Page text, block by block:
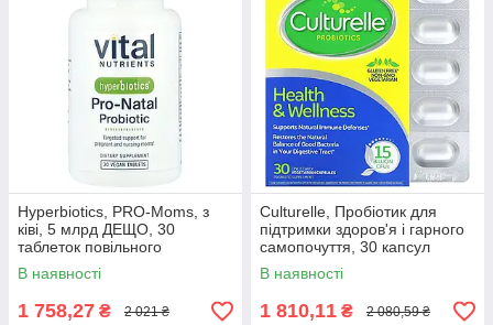
Hyperbiotics, PRO-Moms, з
ківі, 5 млрд ДЕЩО, 30
таблеток повільного
вивільнення, оригінал
В наявності
1 758,27 ₴ 2 021 ₴
Culturelle, Пробіотик для
підтримки здоров'я і гарного
самопочуття, 30 капсул
вегетаріанських оригінал
В наявності
1 810,11 ₴ 2 080,59 ₴